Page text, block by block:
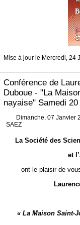
Mise à jour le Mercredi, 24
Conférence de
Duboue - "La
nayaise" Samedi
Dimanche, 07 Janvier
SAEZ
La Société des
et
ont le plaisir de
« La Maison Saint-